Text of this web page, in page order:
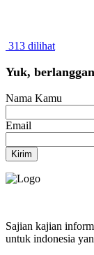
313 dilihat
Yuk,
Nama Kamu
Email
Kirim
Sajian kajian
untuk indonesia